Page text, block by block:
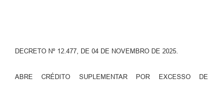
DECRETO Nº 12.477, DE 04 DE NOVEMBRO DE 2025.
ABRE CRÉDITO SUPLEMENTAR POR EXCESSO DE